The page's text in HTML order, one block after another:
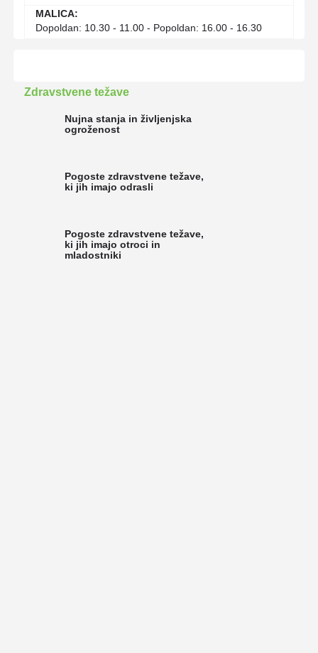
MALICA:
Dopoldan: 10.30 - 11.00 - Popoldan: 16.00 - 16.30
Zdravstvene težave
Nujna stanja in življenjska
ogroženost
Pogoste zdravstvene težave,
ki jih imajo odrasli
Pogoste zdravstvene težave,
ki jih imajo otroci in
mladostniki